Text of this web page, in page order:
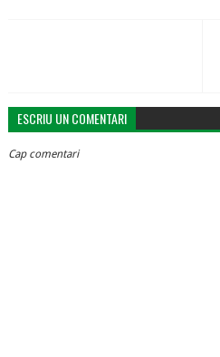
ESCRIU UN COMENTARI
Cap comentari